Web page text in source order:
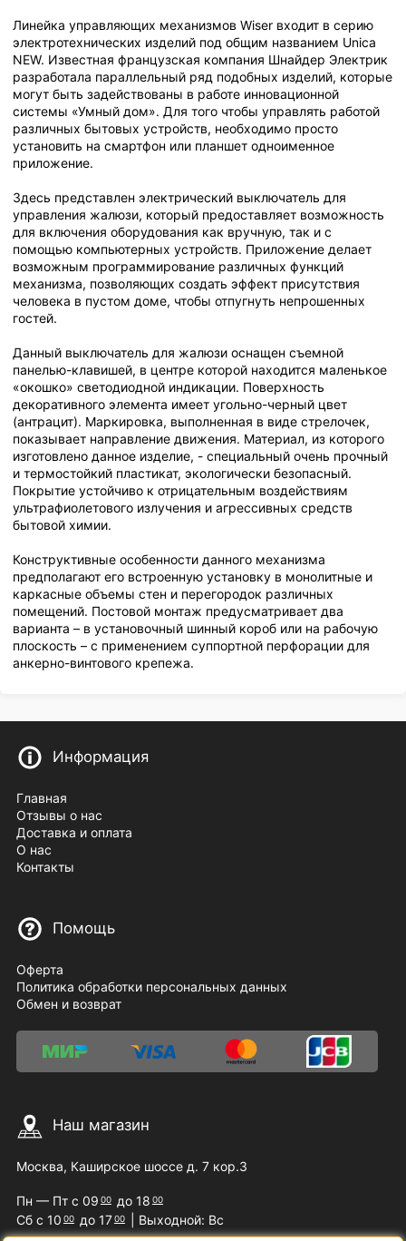
Линейка управляющих механизмов Wiser входит в серию
электротехнических изделий под общим названием Unica
NEW. Известная французская компания Шнайдер Электрик
разработала параллельный ряд подобных изделий, которые
могут быть задействованы в работе инновационной
системы «Умный дом». Для того чтобы управлять работой
различных бытовых устройств, необходимо просто
установить на смартфон или планшет одноименное
приложение.
Здесь представлен электрический выключатель для
управления жалюзи, который предоставляет возможность
для включения оборудования как вручную, так и с
помощью компьютерных устройств. Приложение делает
возможным программирование различных функций
механизма, позволяющих создать эффект присутствия
человека в пустом доме, чтобы отпугнуть непрошенных
гостей.
Данный выключатель для жалюзи оснащен съемной
панелью-клавишей, в центре которой находится маленькое
«окошко» светодиодной индикации. Поверхность
декоративного элемента имеет угольно-черный цвет
(антрацит). Маркировка, выполненная в виде стрелочек,
показывает направление движения. Материал, из которого
изготовлено данное изделие, - специальный очень прочный
и термостойкий пластикат, экологически безопасный.
Покрытие устойчиво к отрицательным воздействиям
ультрафиолетового излучения и агрессивных средств
бытовой химии.
Конструктивные особенности данного механизма
предполагают его встроенную установку в монолитные и
каркасные объемы стен и перегородок различных
помещений. Постовой монтаж предусматривает два
варианта – в установочный шинный короб или на рабочую
плоскость – с применением суппортной перфорации для
анкерно-винтового крепежа.
Информация
Главная
Отзывы о нас
Доставка и оплата
О нас
Контакты
Помощь
Оферта
Политика обработки персональных данных
Обмен и возврат
Наш магазин
Москва, Каширское шоссе д. 7 кор.3
Пн — Пт с 09 00 до 18 00
Сб с 10 00 до 1700 | Выходной: Вс